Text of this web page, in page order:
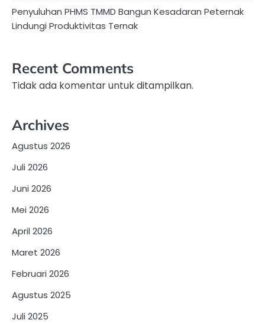
Penyuluhan PHMS TMMD Bangun Kesadaran Peternak
Lindungi Produktivitas Ternak
Recent Comments
Tidak ada komentar untuk ditampilkan.
Archives
Agustus 2026
Juli 2026
Juni 2026
Mei 2026
April 2026
Maret 2026
Februari 2026
Agustus 2025
Juli 2025